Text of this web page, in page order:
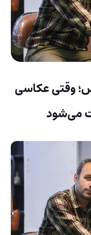
وقتی عکاسی
می‌شود